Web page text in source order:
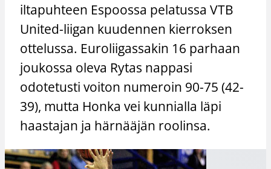
iltapuhteen Espoossa pelatussa VTB
United-liigan kuudennen kierroksen
ottelussa. Euroliigassakin 16 parhaan
joukossa oleva Rytas nappasi
odotetusti voiton numeroin 90-75 (42-
39), mutta Honka vei kunnialla läpi
haastajan ja härnääjän roolinsa.